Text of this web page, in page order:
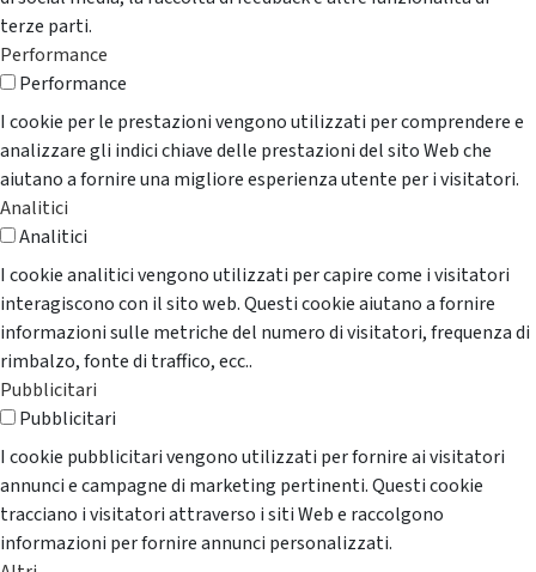
terze parti.
Performance
Performance
I cookie per le prestazioni vengono utilizzati per comprendere e
analizzare gli indici chiave delle prestazioni del sito Web che
aiutano a fornire una migliore esperienza utente per i visitatori.
Analitici
Analitici
I cookie analitici vengono utilizzati per capire come i visitatori
interagiscono con il sito web. Questi cookie aiutano a fornire
informazioni sulle metriche del numero di visitatori, frequenza di
rimbalzo, fonte di traffico, ecc..
Pubblicitari
Pubblicitari
I cookie pubblicitari vengono utilizzati per fornire ai visitatori
annunci e campagne di marketing pertinenti. Questi cookie
tracciano i visitatori attraverso i siti Web e raccolgono
informazioni per fornire annunci personalizzati.